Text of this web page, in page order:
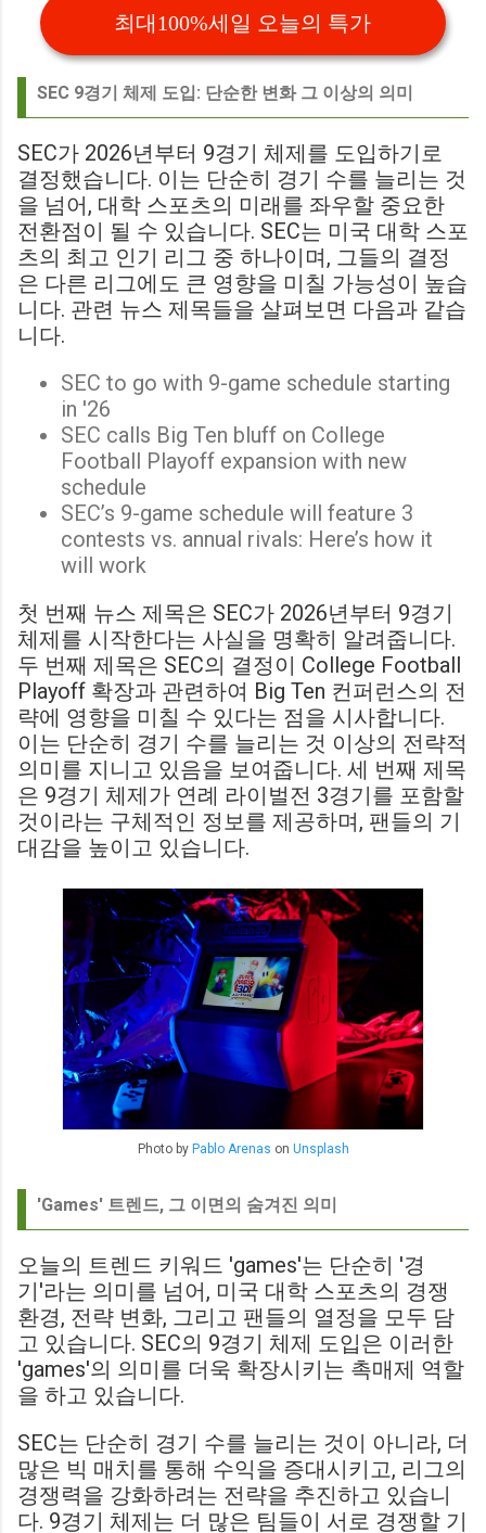
최대100%세일 오늘의 특가
SEC 9경기 체제 도입: 단순한 변화 그 이상의 의미
SEC가 2026년부터 9경기 체제를 도입하기로
결정했습니다. 이는 단순히 경기 수를 늘리는 것
을 넘어, 대학 스포츠의 미래를 좌우할 중요한
전환점이 될 수 있습니다. SEC는 미국 대학 스포
츠의 최고 인기 리그 중 하나이며, 그들의 결정
은 다른 리그에도 큰 영향을 미칠 가능성이 높습
니다. 관련 뉴스 제목들을 살펴보면 다음과 같습
니다.
SEC to go with 9-game schedule starting
in '26
SEC calls Big Ten bluff on College
Football Playoff expansion with new
schedule
SEC’s 9-game schedule will feature 3
contests vs. annual rivals: Here’s how it
will work
첫 번째 뉴스 제목은 SEC가 2026년부터 9경기
체제를 시작한다는 사실을 명확히 알려줍니다.
두 번째 제목은 SEC의 결정이 College Football
Playoff 확장과 관련하여 Big Ten 컨퍼런스의 전
략에 영향을 미칠 수 있다는 점을 시사합니다.
이는 단순히 경기 수를 늘리는 것 이상의 전략적
의미를 지니고 있음을 보여줍니다. 세 번째 제목
은 9경기 체제가 연례 라이벌전 3경기를 포함할
것이라는 구체적인 정보를 제공하며, 팬들의 기
대감을 높이고 있습니다.
Photo by Pablo Arenas on Unsplash
'Games' 트렌드, 그 이면의 숨겨진 의미
오늘의 트렌드 키워드 'games'는 단순히 '경
기'라는 의미를 넘어, 미국 대학 스포츠의 경쟁
환경, 전략 변화, 그리고 팬들의 열정을 모두 담
고 있습니다. SEC의 9경기 체제 도입은 이러한
'games'의 의미를 더욱 확장시키는 촉매제 역할
을 하고 있습니다.
SEC는 단순히 경기 수를 늘리는 것이 아니라, 더
많은 빅 매치를 통해 수익을 증대시키고, 리그의
경쟁력을 강화하려는 전략을 추진하고 있습니
다. 9경기 체제는 더 많은 팀들이 서로 경쟁할 기